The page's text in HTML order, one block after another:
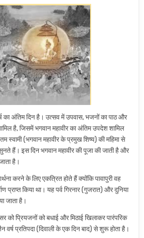
अंतिम दिन है। उत्सव में उपवास, भजनों का पाठ और
है, जिसमें भगवान महावीर का अंतिम उपदेश शामिल
(भगवान महावीर के प्रमुख शिष्य) की महिमा से
हैं। इस दिन भगवान महावीर की पूजा की जाती है और
है।
करने के लिए एकत्रित होते हैं क्योंकि पावापुरी वह
प्राप्त किया था। यह पर्व गिरनार (गुजरात) और दुनिया
जाता है।
को प्रियजनों को बधाई और मिठाई खिलाकर पारंपरिक
वर्ष प्रतिपदा (दिवाली के एक दिन बाद) से शुरू होता है।